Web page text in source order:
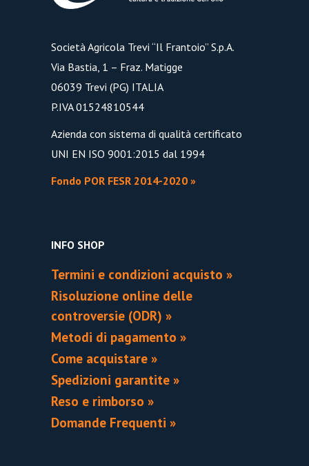
Società Agricola Trevi “Il Frantoio” S.p.A.
Via Bastia, 1 – Fraz. Matigge
06039 Trevi (PG) ITALIA
P.IVA 01524810544
Azienda con sistema di qualità certificato
UNI EN ISO 9001:2015 dal 1994
Fondo POR FESR 2014-2020 »
INFO SHOP
Termini e condizioni acquisto »
Risoluzione online delle
controversie (ODR) »
Metodi di pagamento »
Come acquistare »
Spedizioni garantite »
Reso e rimborso »
Domande Frequenti »